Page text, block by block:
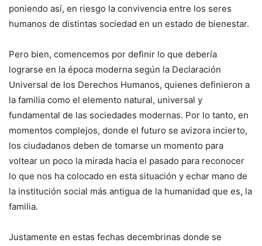
poniendo así, en riesgo la convivencia entre los seres
humanos de distintas sociedad en un estado de bienestar.
Pero bien, comencemos por definir lo que debería
lograrse en la época moderna según la Declaración
Universal de los Derechos Humanos, quienes definieron a
la familia como el elemento natural, universal y
fundamental de las sociedades modernas. Por lo tanto, en
momentos complejos, donde el futuro se avizora incierto,
los ciudadanos deben de tomarse un momento para
voltear un poco la mirada hacia el pasado para reconocer
lo que nos ha colocado en esta situación y echar mano de
la institución social más antigua de la humanidad que es, la
familia.
Justamente en estas fechas decembrinas donde se